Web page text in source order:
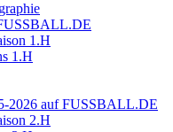
1.H
1.H
2026 auf FUSSBALL.DE
2.H